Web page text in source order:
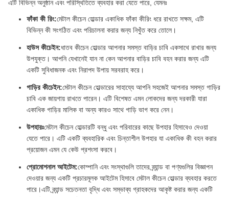
এটি বিভিন্ন অনুষ্ঠান এবং পরিস্থিতিতে ব্যবহার করা যেতে পারে, যেমনঃ
ফাঁকা কী রিং:মেটাল কীচেন হোল্ডার একাধিক ফাঁকা কীরিং ধরে রাখতে সক্ষম, এটি
বিভিন্ন কী সংগঠিত এবং পরিচালনা করার জন্য নিখুঁত করে তোলে।
হাউস কীচেইন:ধাতব কীচেন হোল্ডার আপনার সমস্ত বাড়ির চাবি একসাথে রাখার জন্য
উপযুক্ত। আপনি যেখানেই যান না কেন আপনার বাড়ির চাবি বহন করার জন্য এটি
একটি সুবিধাজনক এবং নিরাপদ উপায় সরবরাহ করে।
গাড়ির কীচেইন:মেটাল কীচেন হোল্ডারের সাহায্যে আপনি সহজেই আপনার সমস্ত গাড়ির
চাবি এক জায়গায় রাখতে পারেন। এটি বিশেষত এমন লোকদের জন্য দরকারী যারা
একাধিক গাড়ির মালিক বা অন্য কারও সাথে গাড়ি ভাগ করে নেন।
উপহারঃমেটাল কীচেন হোল্ডারটি বন্ধু এবং পরিবারের কাছে উপহার হিসাবেও দেওয়া
যেতে পারে। এটি একটি ব্যবহারিক এবং চিন্তাশীল উপহার যা একাধিক কী বহন করার
প্রয়োজন এমন যে কেউ প্রশংসা করবে।
প্রোমোশনাল আইটেম:কোম্পানি এবং সংস্থাগুলি তাদের ব্র্যান্ড বা পণ্যগুলির বিজ্ঞাপন
দেওয়ার জন্য একটি প্রচারমূলক আইটেম হিসাবে মেটাল কীচেন হোল্ডার ব্যবহার করতে
পারে।এটি ব্র্যান্ড সচেতনতা বৃদ্ধি এবং সম্ভাব্য গ্রাহকদের আকৃষ্ট করার জন্য একটি